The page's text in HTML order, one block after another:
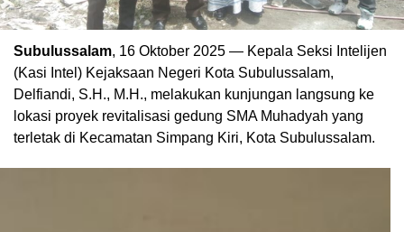
Subulussalam, 16 Oktober 2025 — Kepala Seksi Intelijen
(Kasi Intel) Kejaksaan Negeri Kota Subulussalam,
Delfiandi, S.H., M.H., melakukan kunjungan langsung ke
lokasi proyek revitalisasi gedung SMA Muhadyah yang
terletak di Kecamatan Simpang Kiri, Kota Subulussalam.